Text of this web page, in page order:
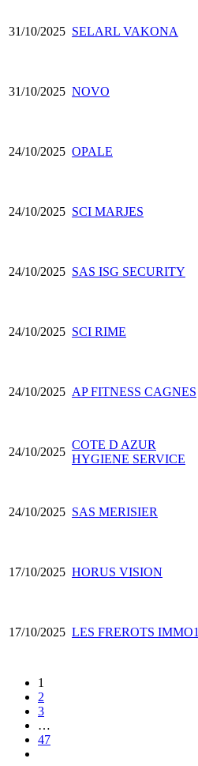
31/10/2025 SELARL VAKONA
31/10/2025 NOVO
24/10/2025 OPALE
24/10/2025 SCI MARJES
24/10/2025 SAS ISG SECURITY
24/10/2025 SCI RIME
24/10/2025 AP FITNESS CAGNES
24/10/2025
COTE D AZUR
HYGIENE SERVICE
24/10/2025 SAS MERISIER
17/10/2025 HORUS VISION
17/10/2025 LES FREROTS IMMO1
1
2
3
…
47